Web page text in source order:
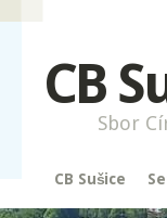
CB
Sbor
CB Sušice